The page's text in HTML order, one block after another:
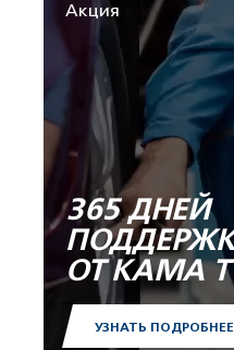
Акция
365 ДНЕЙ
ОТ KAMA
УЗНАТЬ ПОДРОБНЕЕ